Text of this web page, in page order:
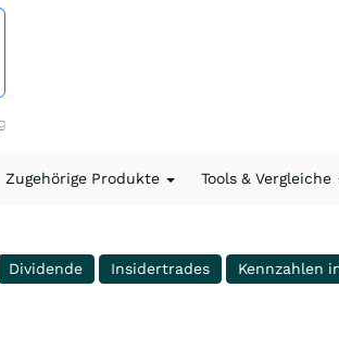
Zugehörige Produkte Tools & Vergleiche
Dividende Insidertrades Kennzahlen